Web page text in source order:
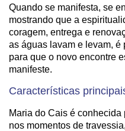
Quando se manifesta, se
mostrando que a
coragem, entrega e
as águas lavam e levam,
para que o novo encontre
manifeste.
Características
Maria do Cais é conhecida
nos momentos de